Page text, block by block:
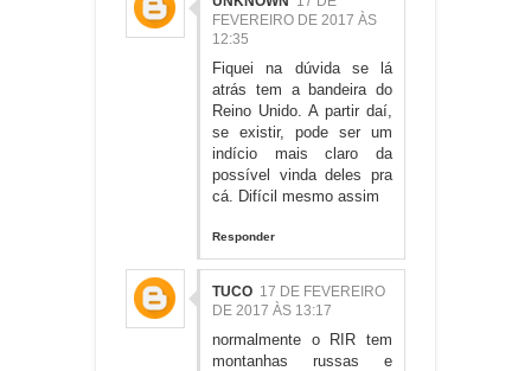
FEVEREIRO DE 2017 ÀS
12:35
Fiquei na dúvida se lá
atrás tem a bandeira do
Reino Unido. A partir daí,
se existir, pode ser um
indício mais claro da
possível vinda deles pra
cá. Difícil mesmo assim
Responder
TUCO 17 DE FEVEREIRO
DE 2017 ÀS 13:17
normalmente o RIR tem
montanhas russas e